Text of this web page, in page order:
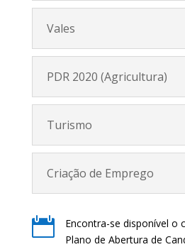
Vales
PDR 2020 (Agricultura)
Turismo
Criação de Emprego

Encontra-se disponível o
Plano de Abertura de